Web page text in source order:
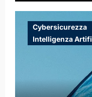
IL
Cybersicurezza
Intelligenza